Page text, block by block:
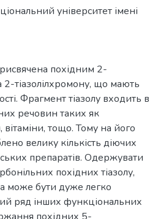
університет імені
похідним 2-
2-тіазолілхромону, що мають
Фрагмент тіазолу входить в
речовин таких як
тощо. Тому на його
велику кількість діючих
препаратів. Одержувати
похідних тіазолу,
може бути дуже легко
ряд інших функціональних